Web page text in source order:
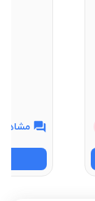
مشاهده 7